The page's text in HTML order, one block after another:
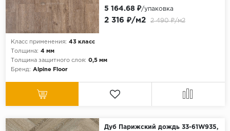
Класс применения: 43 класс
Толщина: 4 мм
Толщина защитного слоя: 0,5 мм
Бренд: Alpine Floor
2 316 ₽/м2 2 490 ₽/м2
5 164.68 ₽/упаковка
Дуб Парижский дождь 33-61W935,